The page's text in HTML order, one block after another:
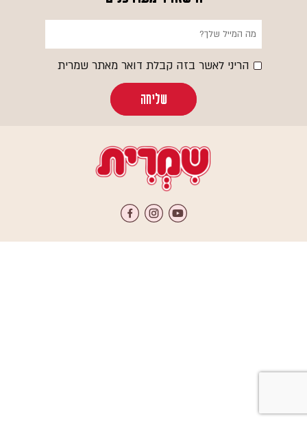
שאלות ותשובות
הריני לאשר בזה קבלת דואר מאתר שמרית
שליחה